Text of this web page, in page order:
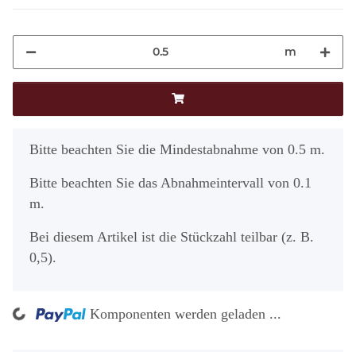
m
x
Bitte beachten Sie die Mindestabnahme von 0.5 m.
Bitte beachten Sie das Abnahmeintervall von 0.1
m.
Bei diesem Artikel ist die Stückzahl teilbar (z. B.
0,5).
Komponenten werden geladen ...